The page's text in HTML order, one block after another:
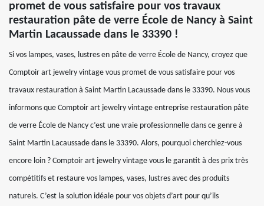
promet de vous satisfaire pour vos travaux
restauration pâte de verre École de Nancy à Saint
Martin Lacaussade dans le 33390 !
Si vos lampes, vases, lustres en pâte de verre École de Nancy, croyez que
Comptoir art jewelry vintage vous promet de vous satisfaire pour vos
travaux restauration à Saint Martin Lacaussade dans le 33390. Nous vous
informons que Comptoir art jewelry vintage entreprise restauration pâte
de verre École de Nancy c’est une vraie professionnelle dans ce genre à
Saint Martin Lacaussade dans le 33390. Alors, pourquoi cherchiez-vous
encore loin ? Comptoir art jewelry vintage vous le garantit à des prix très
compétitifs et restaure vos lampes, vases, lustres avec des produits
naturels. C’est la solution idéale pour vos objets d’art pour qu’ils